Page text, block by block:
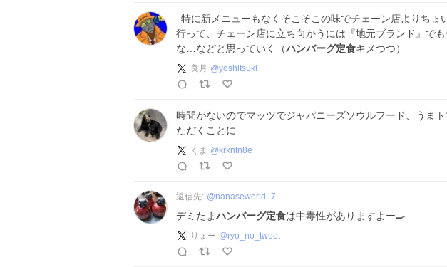
｢特に新メニューもなくそこそこの味でチェーン店よりちょ
行って、チェーン店に立ち向かうには『地元ブランド』で
な…などと思っていく（ハンバーグ定食キメつつ）
良月 @yoshitsuki_
時間がないのでマッツでジャパニーズソウルフード、うまト
ただくことに
くま @ krkntn8e
返信先: @nanaseworld_7
デミたまハンバーグ定食は中毒性がありますよー🍳
りょー @ryo_no_tweet